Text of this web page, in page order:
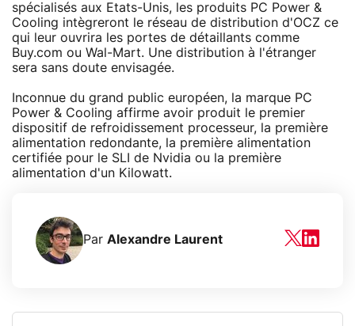
spécialisés aux Etats-Unis, les produits PC Power &
Cooling intègreront le réseau de distribution d'OCZ ce
qui leur ouvrira les portes de détaillants comme
Buy.com ou Wal-Mart. Une distribution à l'étranger
sera sans doute envisagée.
Inconnue du grand public européen, la marque PC
Power & Cooling affirme avoir produit le premier
dispositif de refroidissement processeur, la première
alimentation redondante, la première alimentation
certifiée pour le SLI de Nvidia ou la première
alimentation d'un Kilowatt.
Par Alexandre Laurent